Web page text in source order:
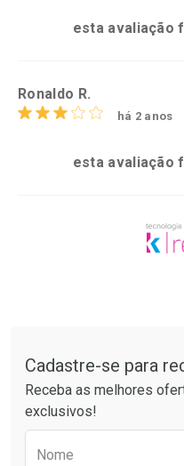
esta avaliação
Ronaldo R.
há 2 anos
esta avaliação
Cadastre-se para
Receba as melhores
exclusivos!
Nome